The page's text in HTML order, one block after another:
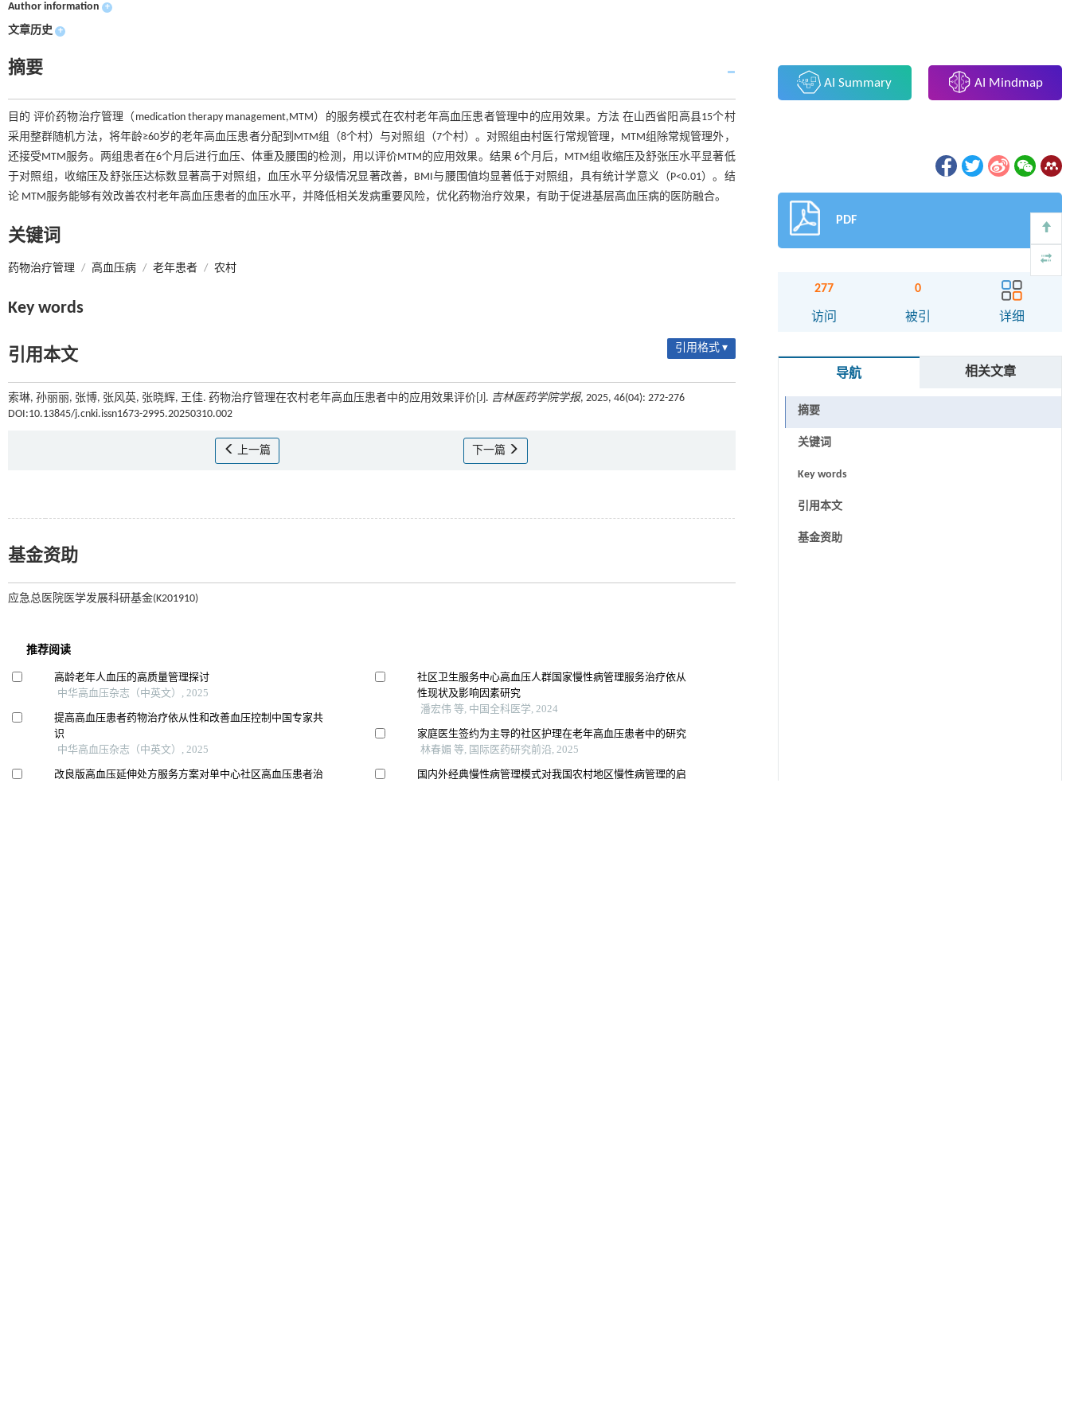
Author information +
文章历史 +
摘要
目的 评价药物治疗管理（medication therapy management,MTM）的服务模式在农村老年高血压患者管理中的应用效果。方法 在山西省阳高县15个村
采用整群随机方法，将年龄≥60岁的老年高血压患者分配到MTM组（8个村）与对照组（7个村）。对照组由村医行常规管理，MTM组除常规管理外，
还接受MTM服务。两组患者在6个月后进行血压、体重及腰围的检测，用以评价MTM的应用效果。结果 6个月后，MTM组收缩压及舒张压水平显著低
于对照组，收缩压及舒张压达标数显著高于对照组，血压水平分级情况显著改善，BMI与腰围值均显著低于对照组，具有统计学意义（P<0.01）。结
论 MTM服务能够有效改善农村老年高血压患者的血压水平，并降低相关发病重要风险，优化药物治疗效果，有助于促进基层高血压病的医防融合。
关键词
药物治疗管理 / 高血压病 / 老年患者 / 农村
Key words
引用本文 引用格式 ▾
索琳, 孙丽丽, 张博, 张风英, 张晓辉, 王佳. 药物治疗管理在农村老年高血压患者中的应用效果评价[J]. 吉林医药学院学报, 2025, 46(04): 272-276
DOI:10.13845/j.cnki.issn1673-2995.20250310.002
上一篇 下一篇
基金资助
应急总医院医学发展科研基金(K201910)
AI Summary AI Mindmap
PDF
277
访问
0
被引 详细
导航 相关文章
摘要
关键词
Key words
引用本文
基金资助